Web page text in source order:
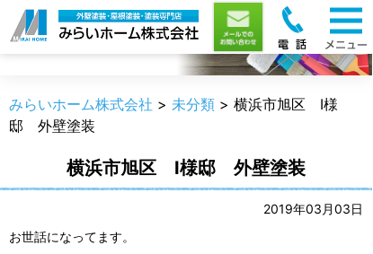
職人のうんちく
みらいホーム株式会社 > 未分類 > 横浜市旭区 I様
邸 外壁塗装
横浜市旭区 I様邸 外壁塗装
2019年03月03日
お世話になってます。